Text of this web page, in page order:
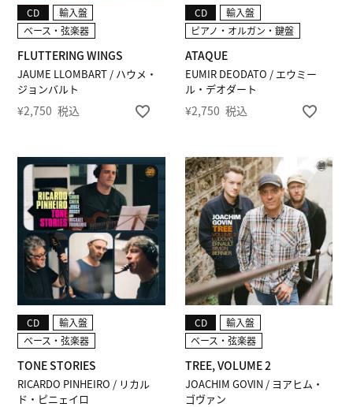
JAUME LLOMBART / ハウメ・
ジョンバルト
FLUTTERING WINGS
CD
輸入盤
ベース・弦楽器
¥2,750 税込
EUMIR DEODATO / エウミー
ル・デオダート
ATAQUE
CD
輸入盤
ピアノ・オルガン・鍵盤
¥2,750 税込
RICARDO PINHEIRO / リカル
ド・ピニェイロ
TONE STORIES
CD
輸入盤
ベース・弦楽器
JOACHIM GOVIN / ヨアヒム・
ゴヴァン
TREE, VOLUME 2
CD
輸入盤
ベース・弦楽器